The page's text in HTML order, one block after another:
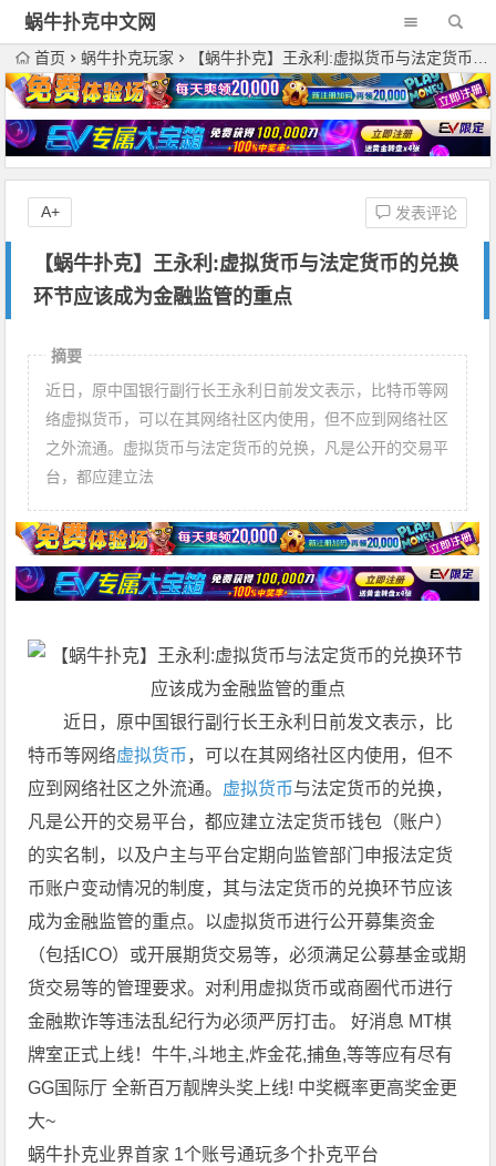
蜗牛扑克中文网
首页 蜗牛扑克玩家 【蜗牛扑克】王永利:虚拟货币与法定货币的兑换环节应该成为金融监管的重点
【蜗牛扑克】王永利:虚拟货币与法定货币的兑换
环节应该成为金融监管的重点
发表评论
A+
摘要
近日，原中国银行副行长王永利日前发文表示，比特币等网
络虚拟货币，可以在其网络社区内使用，但不应到网络社区
之外流通。虚拟货币与法定货币的兑换，凡是公开的交易平
台，都应建立法
近日，原中国银行副行长王永利日前发文表示，比
特币等网络虚拟货币 ，可以在其网络社区内使用，但不
应到网络社区之外流通。 虚拟货币与法定货币的兑换，
凡是公开的交易平台，都应建立法定货币钱包（账户）
的实名制，以及户主与平台定期向监管部门申报法定货
币账户变动情况的制度，其与法定货币的兑换环节应该
成为金融监管的重点。以虚拟货币进行公开募集资金
（包括ICO）或开展期货交易等，必须满足公募基金或期
货交易等的管理要求。对利用虚拟货币或商圈代币进行
金融欺诈等违法乱纪行为必须严厉打击。 好消息 MT棋
牌室正式上线！牛牛,斗地主,炸金花,捕鱼,等等应有尽有
GG国际厅 全新百万靓牌头奖上线! 中奖概率更高奖金更
大~
蜗牛扑克业界首家 1个账号通玩多个扑克平台